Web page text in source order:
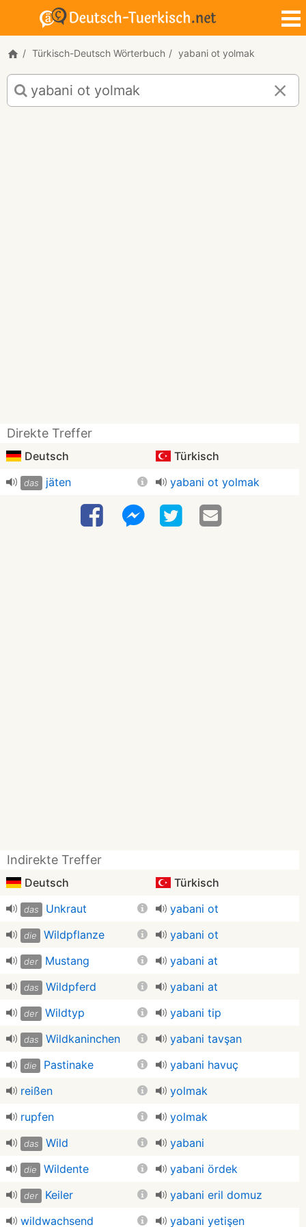
Türkisch-Deutsch Wörterbuch yabani ot yolmak
Türkisch-
Deutsch
Übersetzung
Direkte Treffer
Deutsch Türkisch
das jäten yabani ot yolmak
Indirekte Treffer
Deutsch Türkisch
das Unkraut yabani ot
die Wildpflanze yabani ot
der Mustang yabani at
das Wildpferd yabani at
der Wildtyp yabani tip
das Wildkaninchen yabani tavşan
die Pastinake
yabani havuç
reißen
yolmak
rupfen
yolmak
das Wild yabani
die Wildente yabani ördek
der Keiler
yabani eril domuz
wildwachsend
yabani yetişen